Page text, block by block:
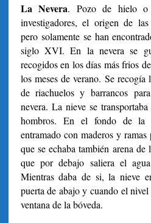
La Nevera. Pozo de hielo o
investigadores, el origen de
pero solamente se han
siglo XVI. En la nevera se
recogidos en los días más frios
los meses de verano. Se
de riachuelos y barrancos
nevera. La nieve se
hombros. En el fondo de la
entramado con maderos y
que se echaba también arena
que por debajo saliera el
Mientras daba de si, la nieve
puerta de abajo y cuando el
ventana de la bóveda.